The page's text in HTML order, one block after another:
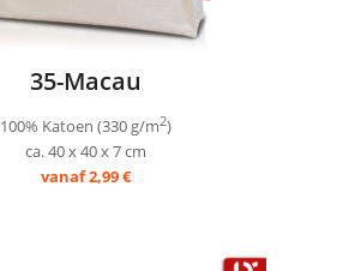
35-Macau
100% Katoen (330 g/m2)
ca. 40 x 40 x 7 cm
vanaf 2,99 €